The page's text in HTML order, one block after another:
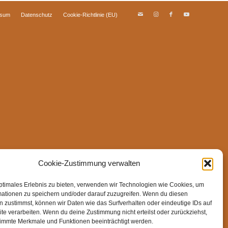
Cookie-Zustimmung verwalten
Erlebnis zu bieten, verwenden wir Technologien wie Cookies, um
zu speichern und/oder darauf zuzugreifen. Wenn du diesen
zustimmst, können wir Daten wie das Surfverhalten oder eindeutige IDs auf
verarbeiten. Wenn du deine Zustimmung nicht erteilst oder zurückziehst,
Merkmale und Funktionen beeinträchtigt werden.
Datenschutz Cookie-Richtlinie (EU)